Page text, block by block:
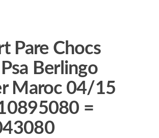
Pare Chocs
Berlingo
Maroc 04/15
=